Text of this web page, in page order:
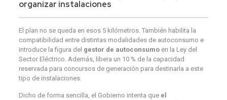
organizar instalaciones
El plan no se queda en esos 5 kilómetros. También habilita la
compatibilidad entre distintas modalidades de autoconsumo e
introduce la figura del gestor de autoconsumoen la Ley del
Sector Eléctrico. Además, libera un 10 % de la capacidad
reservada para concursos de generación para destinarla a este
tipo de instalaciones.
Dicho de forma sencilla, el Gobierno intenta que el